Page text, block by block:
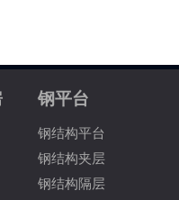
钢平台
钢结构平台
钢结构夹层
钢结构隔层